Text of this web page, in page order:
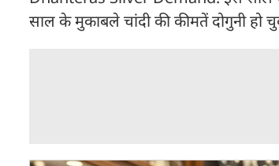
साल के मुकाबले चांदी की कीमतें दोगुनी हो